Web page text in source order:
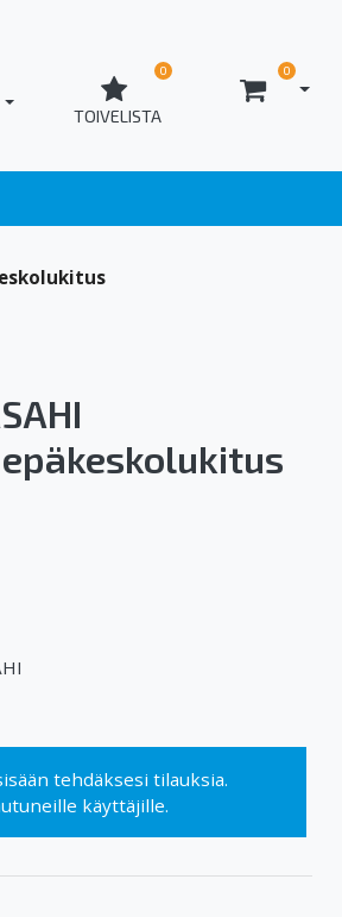
T_OPEN_LOGIN
TOIVELISTA
0 0
tehdäksesi tilauksia.
käyttäjille.